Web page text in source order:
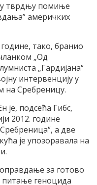
тврдњу помиње
америчких
тако, бранио
„Од
„Гардијана“
интервенцију у
на Сребреницу.
је, подсећа Гибс,
2012. године
а две
је упозоравала на
за готово
питање геноцида